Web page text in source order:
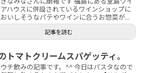
ハウスに併設されているワインショップに
いしそうなパテやワインに合うお惣菜が...
記事を読む
トマトクリームスパゲッティ。
チ飲みの記事です。^^ 今日はパスタなので